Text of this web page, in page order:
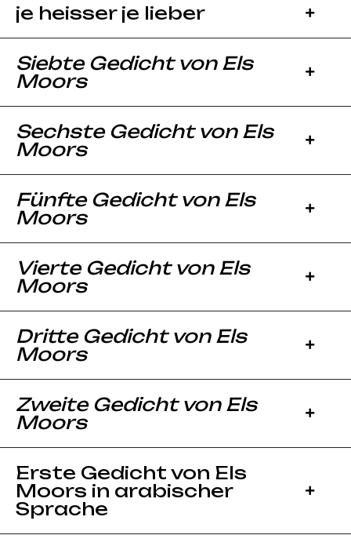
je heisser je lieber
Siebte Gedicht von Els
Moors
Sechste Gedicht von Els
Moors
Fünfte Gedicht von Els
Moors
Vierte Gedicht von Els
Moors
Dritte Gedicht von Els
Moors
Zweite Gedicht von Els
Moors
Erste Gedicht von Els
Moors in arabischer
Sprache